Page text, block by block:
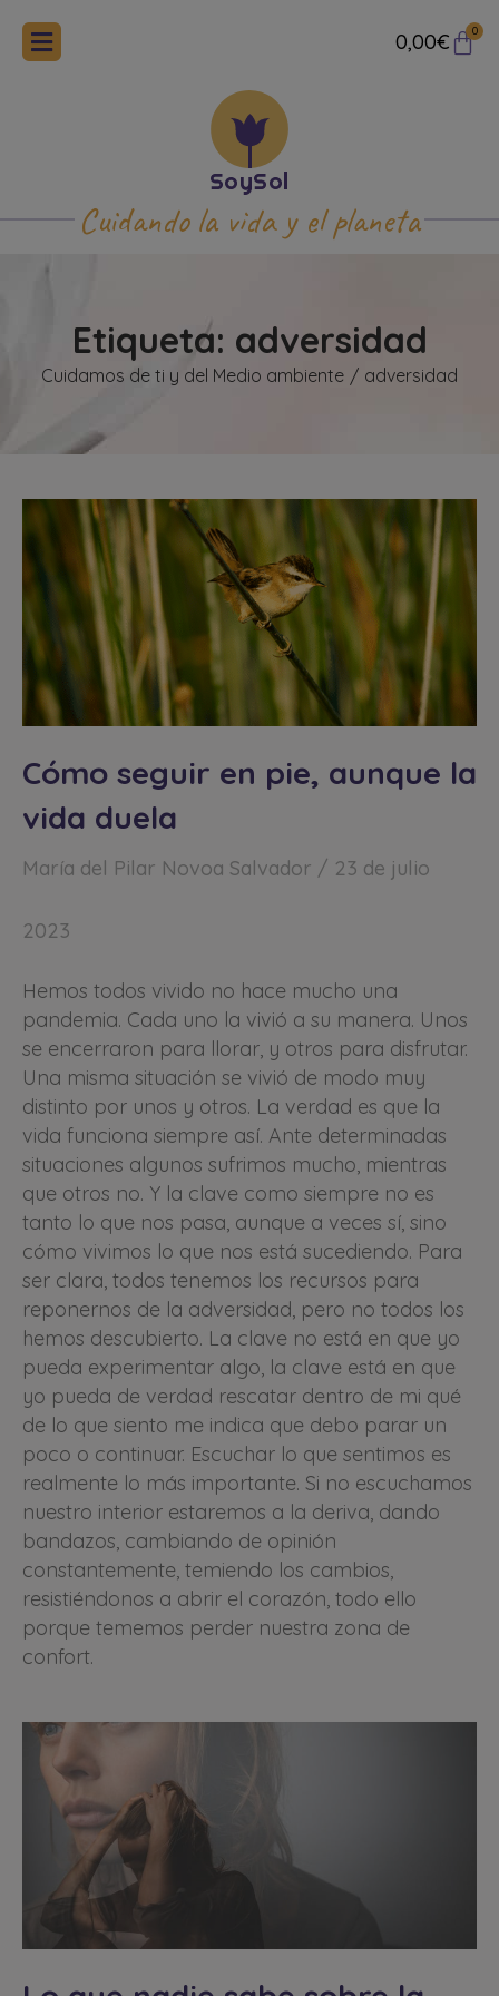
0,00€ 0
Cuidando la vida y el planeta
Etiqueta: adversidad
Cuidamos de ti y del Medio ambiente / adversidad
Cómo seguir en pie, aunque la
vida duela
María del Pilar Novoa Salvador 23 de julio
2023
Hemos todos vivido no hace mucho una
pandemia. Cada uno la vivió a su manera. Unos
se encerraron para llorar, y otros para disfrutar.
Una misma situación se vivió de modo muy
distinto por unos y otros. La verdad es que la
vida funciona siempre así. Ante determinadas
situaciones algunos sufrimos mucho, mientras
que otros no. Y la clave como siempre no es
tanto lo que nos pasa, aunque a veces sí, sino
cómo vivimos lo que nos está sucediendo. Para
ser clara, todos tenemos los recursos para
reponernos de la adversidad, pero no todos los
hemos descubierto. La clave no está en que yo
pueda experimentar algo, la clave está en que
yo pueda de verdad rescatar dentro de mi qué
de lo que siento me indica que debo parar un
poco o continuar. Escuchar lo que sentimos es
realmente lo más importante. Si no escuchamos
nuestro interior estaremos a la deriva, dando
bandazos, cambiando de opinión
constantemente, temiendo los cambios,
resistiéndonos a abrir el corazón, todo ello
porque tememos perder nuestra zona de
confort.